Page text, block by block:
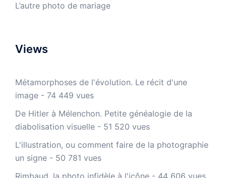
L’autre photo de mariage
Views
Métamorphoses de l'évolution. Le récit d'une
image - 74 449 vues
De Hitler à Mélenchon. Petite généalogie de la
diabolisation visuelle - 51 520 vues
L'illustration, ou comment faire de la photographie
un signe - 50 781 vues